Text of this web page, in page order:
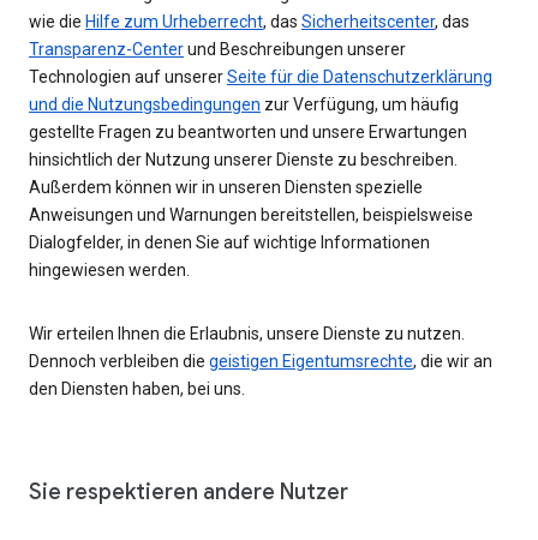
wie die Hilfe zum Urheberrecht, das Sicherheitscenter, das
Transparenz-Centerund Beschreibungen unserer
Technologien auf unsererSeite für die Datenschutzerklärung
und die Nutzungsbedingungen zur Verfügung, um häufig
gestellte Fragen zu beantworten und unsere Erwartungen
hinsichtlich der Nutzung unserer Dienste zu beschreiben.
Außerdem können wir in unseren Diensten spezielle
Anweisungen und Warnungen bereitstellen, beispielsweise
Dialogfelder, in denen Sie auf wichtige Informationen
hingewiesen werden.
Wir erteilen Ihnen die Erlaubnis, unsere Dienste zu nutzen.
Dennoch verbleiben die geistigen Eigentumsrechte, die wir an
den Diensten haben, bei uns.
Sie respektieren andere Nutzer